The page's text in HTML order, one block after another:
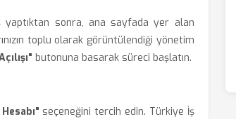
yaptıktan sonra, ana sayfada yer alan
toplu olarak görüntülendiği yönetim
butonuna basarak süreci başlatın.
seçeneğini tercih edin. Türkiye İş